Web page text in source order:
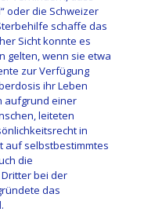
oder die Schweizer
schaffe das
Sicht konnte es
gelten, wenn sie etwa
zur Verfügung
ihr Leben
aufgrund einer
leiteten
in
auf selbstbestimmtes
die
bei der
das